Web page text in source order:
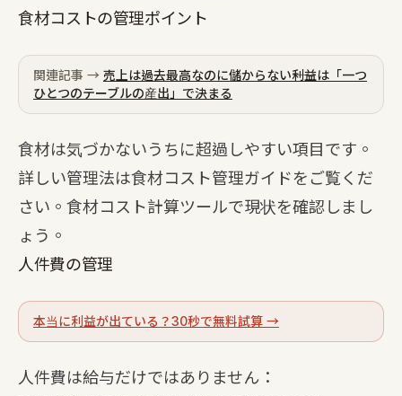
食材コストの管理ポイント
関連記事 → 売上は過去最高なのに儲からない――利益は「一つ
ひとつのテーブルの産出」で決まる
食材は気づかないうちに超過しやすい項目です。
詳しい管理法は食材コスト管理ガイドをご覧くだ
さい。 食材コスト計算ツールで現状を確認しまし
ょう。
人件費の管理
本当に利益が出ている？30秒で無料試算 →
人件費は給与だけではありません：